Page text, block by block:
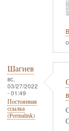
Шагиев
вс,
03/27/2022
- 01:49
Постоянная
ссылка
(Permalink)